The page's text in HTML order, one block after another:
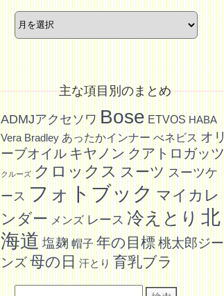
主な項目別のまとめ
ADMJアクセソワ Bose ETVOS HABA
Vera Bradley あったかインナー べネビス オリ
ーブオイル キヤノン クアトロガッツ
クルーズ クロックス スーツ スーツケ
ース フォトブック マイカレ
ンダー メンズ レース 冷えとり 北
海道 塩麹 帽子 年の目標 桃太郎ジー
ンズ母の日 汗とり 育乳ブラ